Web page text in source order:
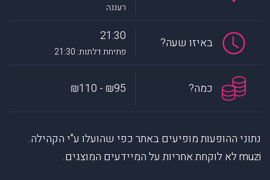
רעננה
באיזו שעה? 21:30
פתיחת דלתות: 21:30
כמה? ₪95 - ₪110
נתוני ההופעות מופיעים באתר כפי שהועלו ע"י הקהילה.
muzi לא לוקחת אחריות על המיידעים המוצגים.